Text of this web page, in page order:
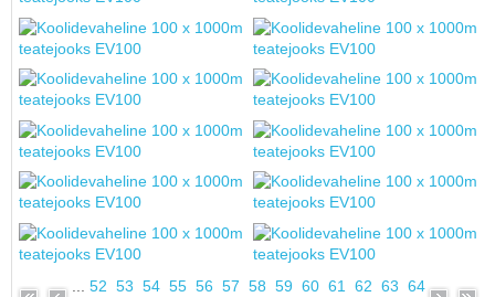
52 53 54 55 56 57 58 59 60 61 62 63 64